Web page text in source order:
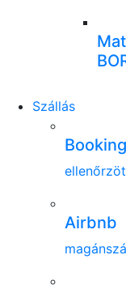
Szállás
Booking
Airbnb